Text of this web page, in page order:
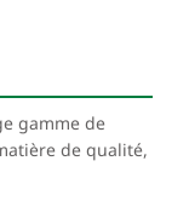
gamme de
de qualité,